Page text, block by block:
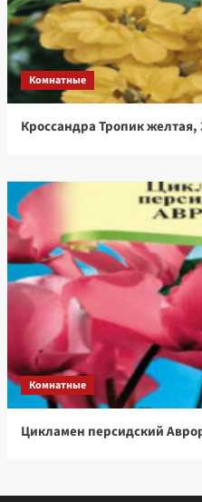
Комнатные
Кроссандра Тропик
Комнатные
Цикламен персидский